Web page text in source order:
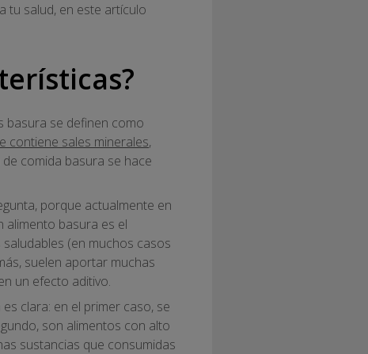
tu salud, en este artículo
basura se definen como
contiene sales minerales,
comida basura se hace
porque actualmente en
alimento basura es el
(en muchos casos
suelen aportar muchas
un efecto aditivo.
clara: en el primer caso, se
son alimentos con alto
sustancias que consumidas